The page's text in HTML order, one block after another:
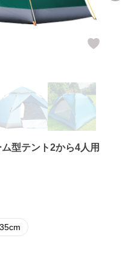
型テント2から4人用